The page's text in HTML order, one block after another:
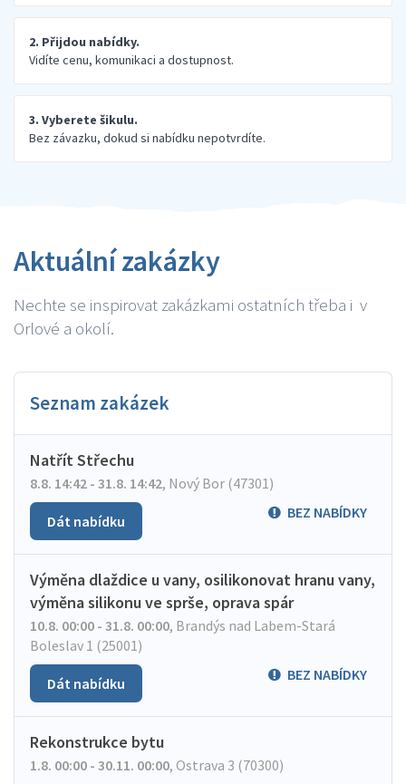
2. Přijdou nabídky.
Vidíte cenu, komunikaci a dostupnost.
3. Vyberete šikulu.
Bez závazku, dokud si nabídku nepotvrdíte.
Aktuální zakázky
Nechte se inspirovat zakázkami ostatních třeba i v
Orlové a okolí.
Seznam zakázek
Natřít Střechu
8.8. 14:42 - 31.8. 14:42, Nový Bor (47301)
BEZ NABÍDKY
Dát nabídku
Výměna dlaždice u vany, osilikonovat hranu vany,
výměna silikonu ve sprše, oprava spár
10.8. 00:00 - 31.8. 00:00, Brandýs nad Labem-Stará
Boleslav 1 (25001)
BEZ NABÍDKY
Dát nabídku
Rekonstrukce bytu
1.8. 00:00 - 30.11. 00:00, Ostrava 3 (70300)